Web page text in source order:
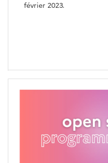
février 2023.